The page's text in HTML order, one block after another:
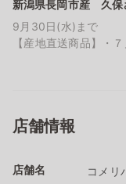
新潟県長岡市産 久保
9月30日(水)まで
【産地直送商品】・
店舗情報
店舗名 コメリ